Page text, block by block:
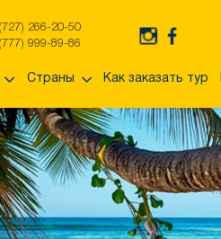
266-20-50
999-89-86
Страны Как заказать тур